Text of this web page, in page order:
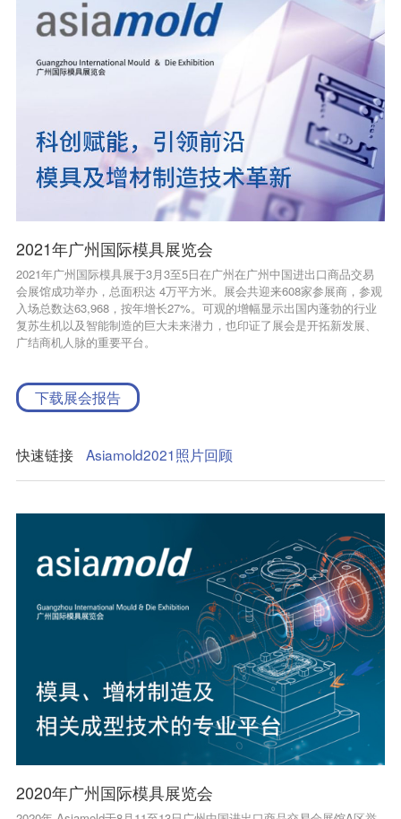
2021年广州国际模具展览会
2021年广州国际模具展于3月3至5日在广州在广州中国进出口商品交易
会展馆成功举办，总面积达 4万平方米。展会共迎来608家参展商，参观
入场总数达63,968，按年增长27%。可观的增幅显示出国内蓬勃的行业
复苏生机以及智能制造的巨大未来潜力，也印证了展会是开拓新发展、
广结商机人脉的重要平台。
下载展会报告
快速链接 Asiamold2021照片回顾
2020年广州国际模具展览会